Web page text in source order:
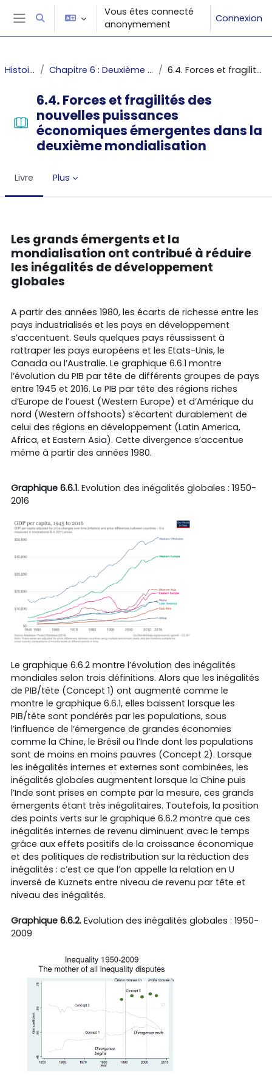
Passer au contenu principal
Panneau latéral
Activer/désactiver la saisie de recherche
Vous êtes connecté
anonymement
Connexion
Histoire des faits économiques Chapitre 6 : Deuxième mondialisation, financiarisation du capitalisme et inégalités globales depuis les années 1980 6.4. Forces et fragilités des nouvelles puissances économiques émergentes dans la deuxième mondialisation
6.4. Forces et fragilités des
nouvelles puissances
économiques émergentes dans la
deuxième mondialisation
Livre Plus
Les grands émergents et la
mondialisation ont contribué à réduire
les inégalités de développement
globales
A partir des années 1980, les écarts de richesse entre les
pays industrialisés et les pays en développement
s’accentuent. Seuls quelques pays réussissent à
rattraper les pays européens et les Etats-Unis, le
Canada ou l’Australie. Le graphique 6.6.1 montre
l’évolution du PIB par tête de différents groupes de pays
entre 1945 et 2016. Le PIB par tête des régions riches
d’Europe de l’ouest (Western Europe) et d’Amérique du
nord (Western offshoots) s’écartent durablement de
celui des régions en développement (Latin America,
Africa, et Eastern Asia). Cette divergence s’accentue
même à partir des années 1980.
Graphique 6.6.1. Evolution des inégalités globales : 1950-
2016
Le graphique 6.6.2 montre l’évolution des inégalités
mondiales selon trois définitions. Alors que les inégalités
de PIB/tête (Concept 1) ont augmenté comme le
montre le graphique 6.6.1, elles baissent lorsque les
PIB/tête sont pondérés par les populations, sous
l’influence de l’émergence de grandes économies
comme la Chine, le Brésil ou l’Inde dont les populations
sont de moins en moins pauvres (Concept 2). Lorsque
les inégalités internes et externes sont combinées, les
inégalités globales augmentent lorsque la Chine puis
l’Inde sont prises en compte par la mesure, ces grands
émergents étant très inégalitaires. Toutefois, la position
des points verts sur le graphique 6.6.2 montre que ces
inégalités internes de revenu diminuent avec le temps
grâce aux effets positifs de la croissance économique
et des politiques de redistribution sur la réduction des
inégalités : c’est ce que l’on appelle la relation en U
inversé de Kuznets entre niveau de revenu par tête et
niveau des inégalités.
Graphique 6.6.2. Evolution des inégalités globales : 1950-
2009